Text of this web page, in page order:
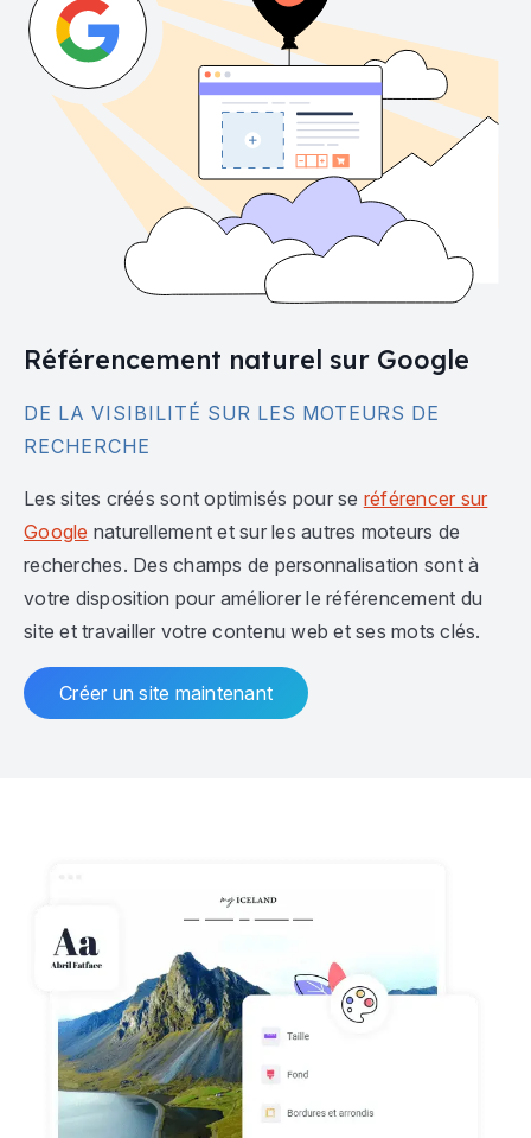
Référencement naturel sur Google
DE LA VISIBILITÉ SUR LES MOTEURS DE
RECHERCHE
Les sites créés sont optimisés pour se référencer sur
Google naturellement et sur les autres moteurs de
recherches. Des champs de personnalisation sont à
votre disposition pour améliorer le référencement du
site et travailler votre contenu web et ses mots clés.
Créer un site maintenant